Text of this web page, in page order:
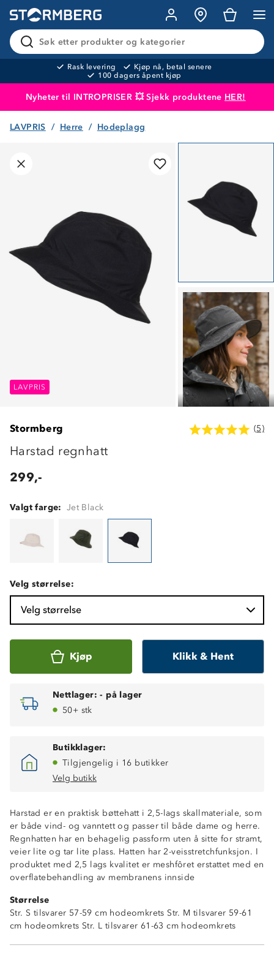
Søk etter produkter og kategorier
Rask levering
Kjøp nå, betal senere
100 dagers åpent kjøp
Nyheter til INTROPRISER 💥 Sjekk produktene HER!
Produktet er lagt i handlekurven
LAVPRIS Herre Hodeplagg
LAVPRIS LAVPRIS
LAVPRIS
Stormberg (5)
Harstad regnhatt
299,-
Valgt farge: Jet Black
Velg størrelse:
Velg størrelse
Kjøp Klikk & Hent
Nettlager: - på lager
50+ stk
Butikklager:
Tilgjengelig i 16 butikker
Velg butikk
Harstad er en praktisk bøttehatt i 2,5-lags skallmateriale, som
er både vind- og vanntett og passer til både dame og herre.
Regnhatten har en behagelig passform uten å sitte for stramt,
veier lite og tar lite plass. Hatten har 2-veisstretchfunksjon. I
produktet med 2,5 lags kvalitet er meshfôret erstattet med en
overflatebehandling av membranens innside
Størrelse
Str. S tilsvarer 57-59 cm hodeomkrets Str. M tilsvarer 59-61
cm hodeomkrets Str. L tilsvarer 61-63 cm hodeomkrets
Vanntett (10 000mm vannsøyle)
Vindtett